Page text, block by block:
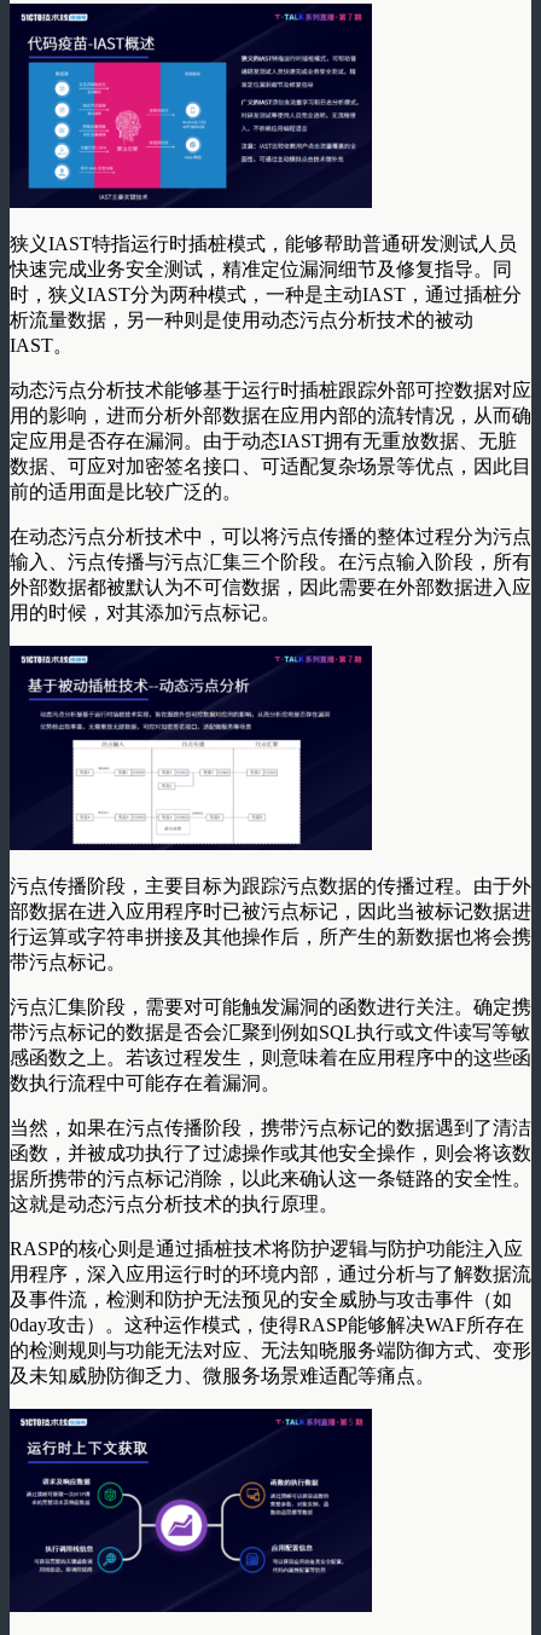
狭义IAST特指运行时插桩模式，能够帮助普通研发测试人员
快速完成业务安全测试，精准定位漏洞细节及修复指导。同
时，狭义IAST分为两种模式，一种是主动IAST，通过插桩分
析流量数据，另一种则是使用动态污点分析技术的被动
IAST。
动态污点分析技术能够基于运行时插桩跟踪外部可控数据对应
用的影响，进而分析外部数据在应用内部的流转情况，从而确
定应用是否存在漏洞。由于动态IAST拥有无重放数据、无脏
数据、可应对加密签名接口、可适配复杂场景等优点，因此目
前的适用面是比较广泛的。
在动态污点分析技术中，可以将污点传播的整体过程分为污点
输入、污点传播与污点汇集三个阶段。在污点输入阶段，所有
外部数据都被默认为不可信数据，因此需要在外部数据进入应
用的时候，对其添加污点标记。
污点传播阶段，主要目标为跟踪污点数据的传播过程。由于外
部数据在进入应用程序时已被污点标记，因此当被标记数据进
行运算或字符串拼接及其他操作后，所产生的新数据也将会携
带污点标记。
污点汇集阶段，需要对可能触发漏洞的函数进行关注。确定携
带污点标记的数据是否会汇聚到例如SQL执行或文件读写等敏
感函数之上。若该过程发生，则意味着在应用程序中的这些函
数执行流程中可能存在着漏洞。
当然，如果在污点传播阶段，携带污点标记的数据遇到了清洁
函数，并被成功执行了过滤操作或其他安全操作，则会将该数
据所携带的污点标记消除，以此来确认这一条链路的安全性。
这就是动态污点分析技术的执行原理。
RASP的核心则是通过插桩技术将防护逻辑与防护功能注入应
用程序，深入应用运行时的环境内部，通过分析与了解数据流
及事件流，检测和防护无法预见的安全威胁与攻击事件（如
0day攻击）。这种运作模式，使得RASP能够解决WAF所存在
的检测规则与功能无法对应、无法知晓服务端防御方式、变形
及未知威胁防御乏力、微服务场景难适配等痛点。